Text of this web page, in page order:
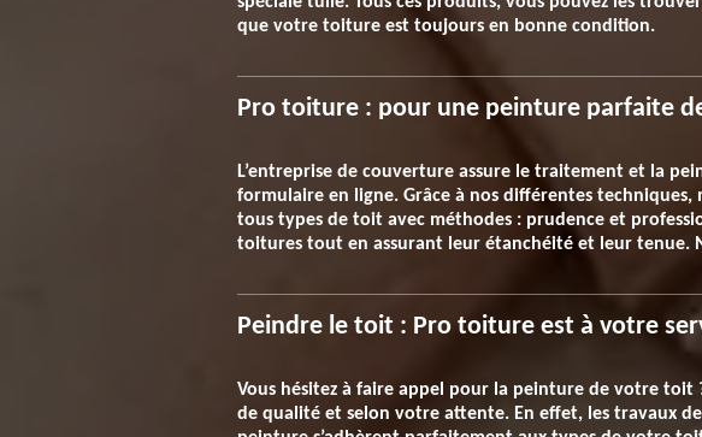
que votre toiture est toujours en bonne condition.
Pro toiture : pour une peinture parfaite
L’entreprise de couverture assure le traitement et la
formulaire en ligne. Grâce à nos différentes
tous types de toit avec méthodes : prudence et
toitures tout en assurant leur étanchéité et leur tenue.
Peindre le toit : Pro toiture est à votre
Vous hésitez à faire appel pour la peinture de votre
de qualité et selon votre attente. En effet, les travaux